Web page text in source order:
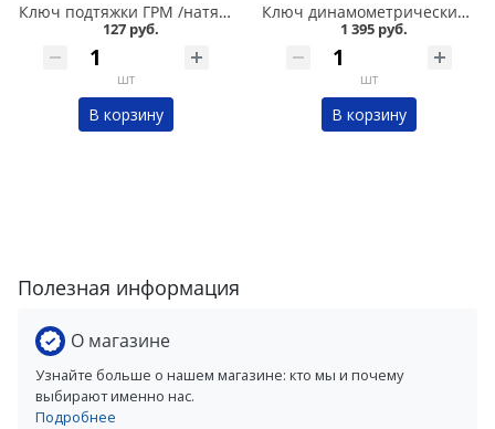
Ключ подтяжки ГРМ /натяжитель ролика/ 2108-2110-2112 Сервис ключ в Омске
127 руб.
шт
В корзину
Ключ динамометрический шкальный 1/2 Сервис ключ в Омске
1 395 руб.
шт
В корзину
Полезная информация
О магазине
Узнайте больше о нашем магазине: кто мы и почему
выбирают именно нас.
Подробнее